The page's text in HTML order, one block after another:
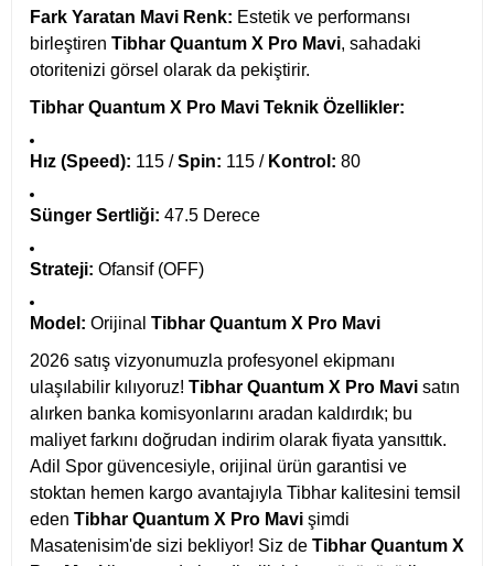
Fark Yaratan Mavi Renk: Estetik ve performansı
birleştiren Tibhar Quantum X Pro Mavi, sahadaki
otoritenizi görsel olarak da pekiştirir.
Tibhar Quantum X Pro Mavi Teknik Özellikler:
Hız (Speed): 115 /Spin: 115 / Kontrol: 80
Sünger Sertliği: 47.5 Derece
Strateji: Ofansif (OFF)
Model: Orijinal Tibhar Quantum X Pro Mavi
2026 satış vizyonumuzla profesyonel ekipmanı
ulaşılabilir kılıyoruz! Tibhar Quantum X Pro Mavi satın
alırken banka komisyonlarını aradan kaldırdık; bu
maliyet farkını doğrudan indirim olarak fiyata yansıttık.
Adil Spor güvencesiyle, orijinal ürün garantisi ve
stoktan hemen kargo avantajıyla Tibhar kalitesini temsil
eden Tibhar Quantum X Pro Mavi şimdi
Masatenisim'de sizi bekliyor! Siz de Tibhar Quantum X